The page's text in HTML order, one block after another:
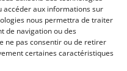
accéder aux informations sur
nous permettra de traiter
de navigation ou des
ne pas consentir ou de retirer
certaines caractéristiques
publication
Editions
Marigny
cookie